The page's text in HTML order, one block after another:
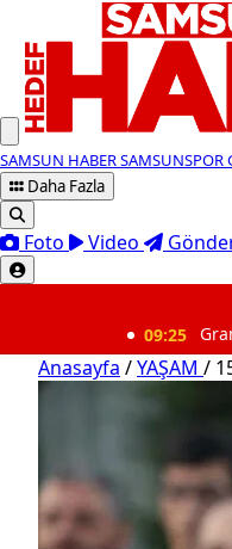
SAMSUN HABERSAMSUNSPOR
Daha Fazla
Foto Video
Gram ve çeyrek
Anasayfa /YAŞAM /